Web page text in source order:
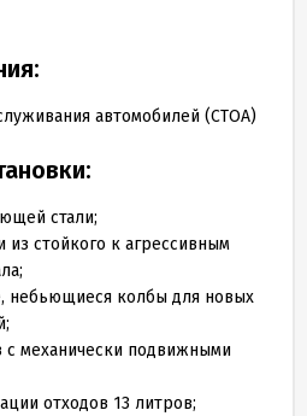
автомобилей (СТОА)
стали;
стойкого к агрессивным
небьющиеся колбы для новых
с механически подвижными
отходов 13 литров;